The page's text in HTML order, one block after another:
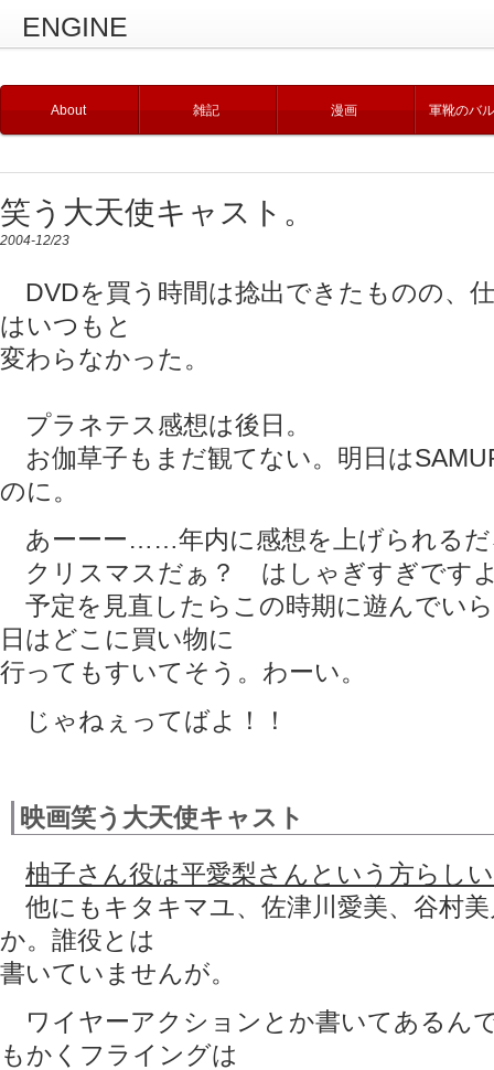
ENGINE
About 雑記 漫画 軍靴のバ
笑う大天使キャスト。
2004-12/23
DVDを買う時間は捻出できたものの、
はいつもと
変わらなかった。
プラネテス感想は後日。
お伽草子もまだ観てない。明日は
のに。
あーーー……年内に感想を上げられるだ
クリスマスだぁ？ はしゃぎすぎです
予定を見直したらこの時期に遊んでい
日はどこに買い物に
行ってもすいてそう。わーい。
じゃねぇってばよ！！
映画笑う大天使キャスト
柚子さん役は平愛梨さんという方らし
他にもキタキマユ、佐津川愛美、谷村
か。誰役とは
書いていませんが。
ワイヤーアクションとか書いてあるん
もかくフライングは